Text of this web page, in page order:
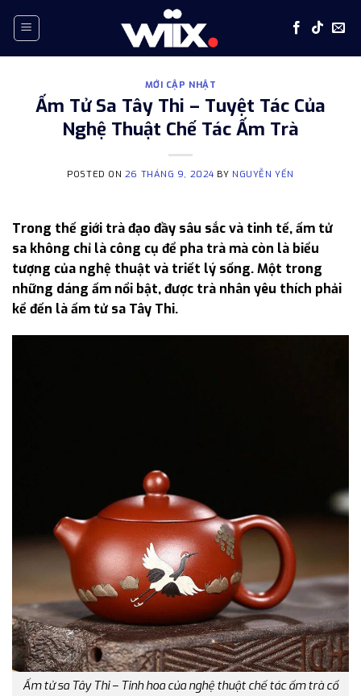
MỚI CẬP NHẬT
Ấm Tử Sa Tây Thi – Tuyệt Tác Của
Nghệ Thuật Chế Tác Ấm Trà
POSTED ON 26 THÁNG 9, 2024 BY NGUYỄN YẾN
Trong thế giới trà đạo đầy sâu sắc và tinh tế, ấm tử
sa không chỉ là công cụ để pha trà mà còn là biểu
tượng của nghệ thuật và triết lý sống. Một trong
những dáng ấm nổi bật, được trà nhân yêu thích phải
kể đến là ấm tử sa Tây Thi.
Ấm tử sa Tây Thi – Tinh hoa của nghệ thuật chế tác ấm trà cổ